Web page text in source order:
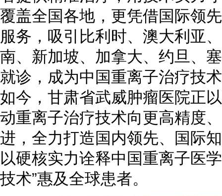
覆盖全国各地，更凭借国际领
服务，吸引比利时、澳大利亚
南、新加坡、加拿大、约旦、
就诊，成为中国重离子治疗技
如今，甘肃省武威肿瘤医院正
动重离子治疗技术向更高精度
进，全力打造国内领先、国际
以硬核实力诠释中国重离子医
技术”惠及全球患者。